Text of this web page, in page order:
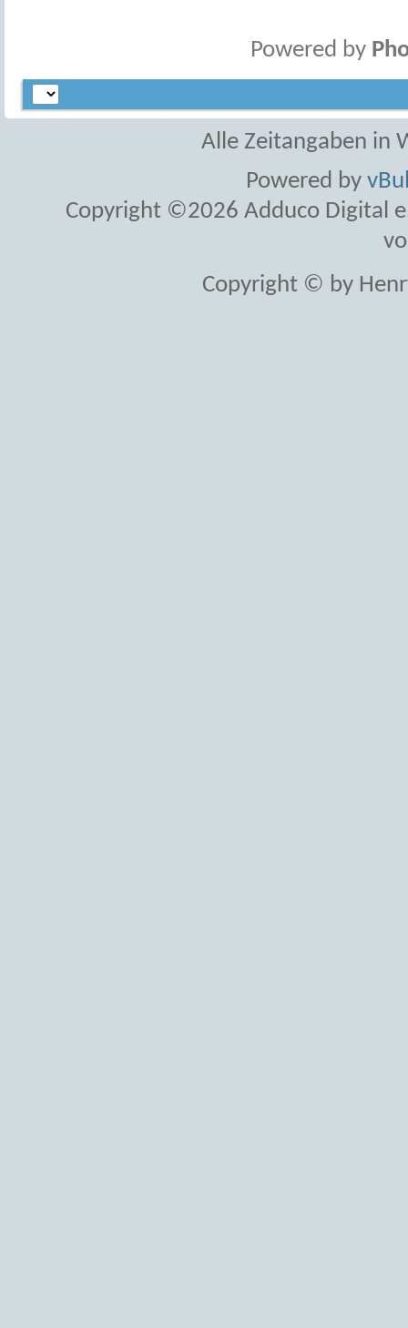
Powered by
Alle Zeitangaben in
Powered by
Copyright ©2026 Adduco Digital
Copyright © by